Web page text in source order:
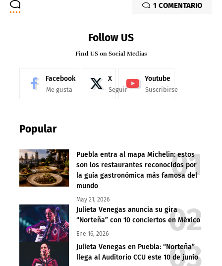
1 COMENTARIO
Follow US
Find US on Social Medias
Facebook
Me gusta
X
Seguir
Youtube
Suscribirse
Popular
Puebla entra al mapa Michelin: estos
son los restaurantes reconocidos por
la guía gastronómica más famosa del
mundo
May 21, 2026
Julieta Venegas anuncia su gira
“Norteña” con 10 conciertos en México
Ene 16, 2026
Julieta Venegas en Puebla: “Norteña”
llega al Auditorio CCU este 10 de junio